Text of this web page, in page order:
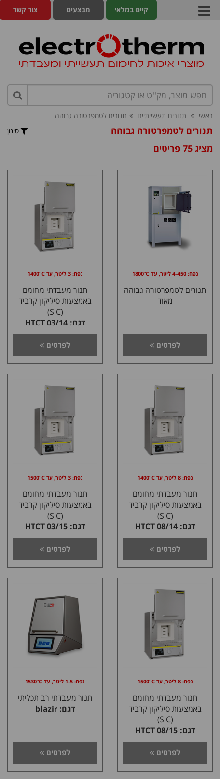
צור קשר מבצעים קיים במלאי
ראשי תנורים תעשייתיים תנורים לטמפרטורה גבוהה
תנורים לטמפרטורה גבוהה סינון
מציג 75 פריטים
נפח: 4-450 ליטר, עד 1800°C
תנורים לטמפרטורה גבוהה
מאוד
לפרטים
נפח: 3 ליטר, עד 1400°C
תנור מעבדתי מחומם
באמצעות סיליקון קרביד
(SIC)
דגם: 03/14 HTCT
לפרטים
נפח: 8 ליטר, עד 1400°C
תנור מעבדתי מחומם
באמצעות סיליקון קרביד
(SIC)
דגם: 08/14 HTCT
לפרטים
נפח: 3 ליטר, עד 1500°C
תנור מעבדתי מחומם
באמצעות סיליקון קרביד
(SIC)
דגם: 03/15 HTCT
לפרטים
נפח: 8 ליטר, עד 1500°C
תנור מעבדתי מחומם
באמצעות סיליקון קרביד
(SIC)
דגם: 08/15 HTCT
לפרטים
נפח: 1.5 ליטר, עד 1530°C
תנור מעבדתי רב תכליתי
דגם: blazir
לפרטים